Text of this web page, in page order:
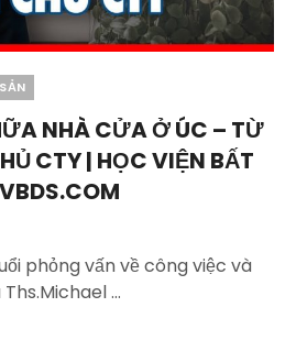
NHÀ CỬA Ở ÚC – TỪ
CTY | HỌC VIỆN BẤT
phỏng vấn về công việc và
…